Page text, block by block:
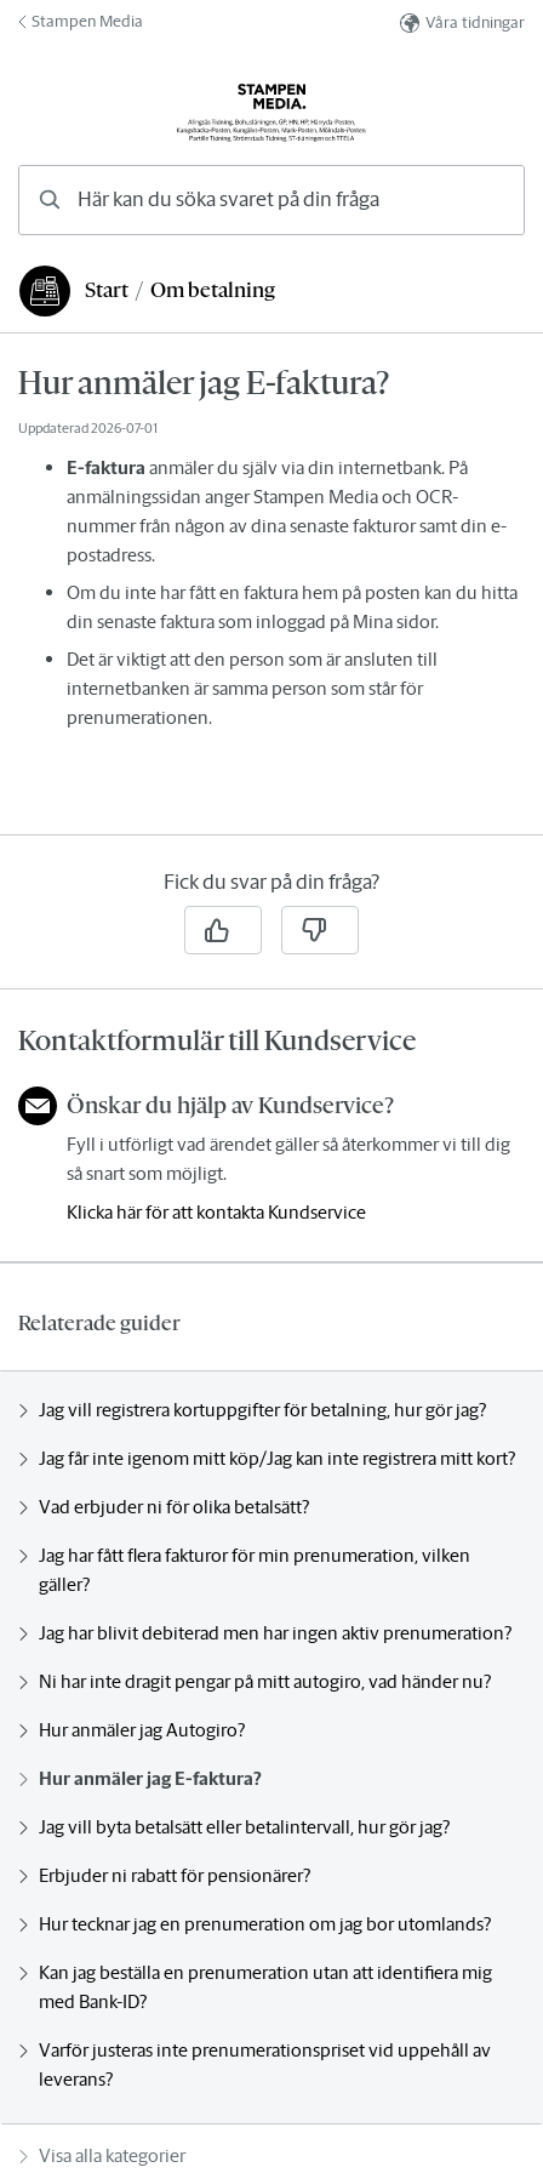
Hoppa till innehåll
Stampen Media Våra tidningar
Du är här:Start / Om betalning
Hur anmäler jag E-faktura?
Uppdaterad2026-07-01
E-faktura anmäler du själv via din internetbank. På
anmälningssidan anger Stampen Media och OCR-
nummer från någon av dina senaste fakturor samt din e-
postadress.
Om du inte har fått en faktura hem på posten kan du hitta
din senaste faktura som inloggad på Mina sidor.
Det är viktigt att den person som är ansluten till
internetbanken är samma person som står för
prenumerationen.
Fick du svar på din fråga?
Kontaktformulär till Kundservice
Önskar du hjälp av Kundservice?
Fyll i utförligt vad ärendet gäller så återkommer vi till dig
så snart som möjligt.
Klicka här för att kontakta Kundservice
Relaterade guider
Jag vill registrera kortuppgifter för betalning, hur gör jag?
Jag får inte igenom mitt köp/Jag kan inte registrera mitt kort?
Vad erbjuder ni för olika betalsätt?
Jag har fått flera fakturor för min prenumeration, vilken
gäller?
Jag har blivit debiterad men har ingen aktiv prenumeration?
Ni har inte dragit pengar på mitt autogiro, vad händer nu?
Hur anmäler jag Autogiro?
Hur anmäler jag E-faktura?
Jag vill byta betalsätt eller betalintervall, hur gör jag?
Erbjuder ni rabatt för pensionärer?
Hur tecknar jag en prenumeration om jag bor utomlands?
Kan jag beställa en prenumeration utan att identifiera mig
med Bank-ID?
Varför justeras inte prenumerationspriset vid uppehåll av
leverans?
Visa alla kategorier